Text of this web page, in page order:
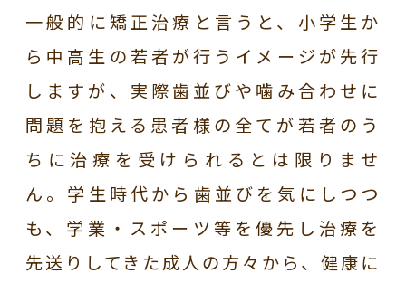
一般的に矯正治療と言うと、小学生か
ら中高生の若者が行うイメージが先行
しますが、実際歯並びや噛み合わせに
問題を抱える患者様の全てが若者のう
ちに治療を受けられるとは限りませ
ん。学生時代から歯並びを気にしつつ
も、学業・スポーツ等を優先し治療を
先送りしてきた成人の方々から、健康に